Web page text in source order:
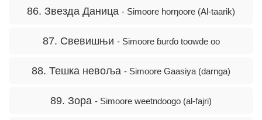
86. Звезда Даница - Simoore horŋoore (Al-taarik)
87. Свевишњи - Simoore ɓurɗo toowde oo
88. Тешка невоља - Simoore Gaasiya (darnga)
89. Зора - Simoore weetndoogo (al-fajri)